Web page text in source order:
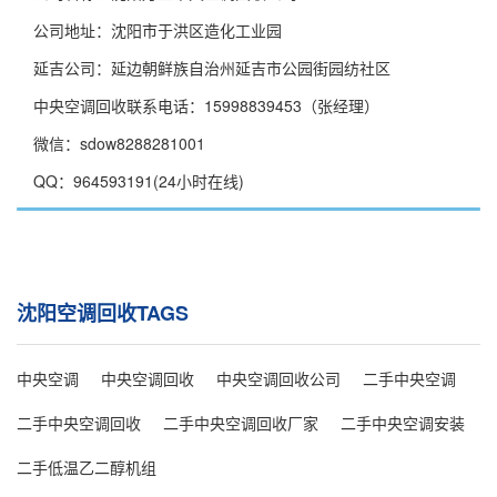
公司地址：沈阳市于洪区造化工业园
延吉公司：延边朝鲜族自治州延吉市公园街园纺社区
中央空调回收联系电话：15998839453（张经理）
微信：sdow8288281001
QQ：964593191(24小时在线)
沈阳空调回收TAGS
中央空调 中央空调回收 中央空调回收公司
二手中央空调
二手中央空调回收
二手中央空调回收厂家
二手中央空调安装
二手低温乙二醇机组